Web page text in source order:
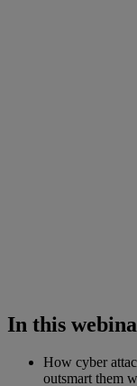
In this
How cyber
outsmart them